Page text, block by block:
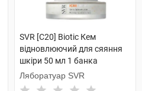
SVR [C20] Biotic Кем
відновлюючий для сяяння
шкіри 50 мл 1 банка
Ляборатуар SVR